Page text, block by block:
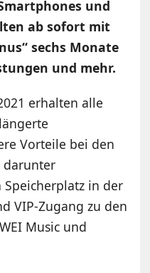
und
ab sofort mit
sechs Monate
und mehr.
erhalten alle
Vorteile bei den
darunter
in der
VIP-Zugang zu den
Music und